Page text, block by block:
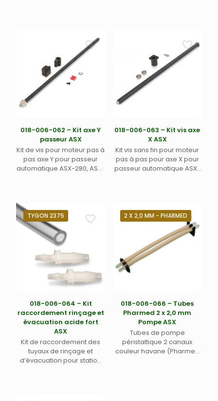
018-006-062 – Kit axe Y
passeur ASX
Kit de vis pour moteur pas à
pas axe Y pour passeur
automatique ASX-280, ASX-
018-006-063 – Kit vis axe
X ASX
Kit vis sans fin pour moteur
pas à pas pour axe X pour
passeur automatique ASX-
TYGON 2375
018-006-064 – Kit
raccordement rinçage et
évacuation acide fort
ASX
Kit de raccordement des
tuyaux de rinçage et
d’évacuation pour station
2 X 2,0 MM - PHARMED
018-006-066 – Tubes
Pharmed 2 x 2,0 mm
Pompe ASX
Tubes de pompe
péristaltique 2 canaux
couleur havane (Pharmed